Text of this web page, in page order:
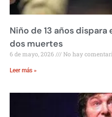
Niño de 13 años dispara
dos muertes
6 de mayo, 2026 No hay
Leer más »